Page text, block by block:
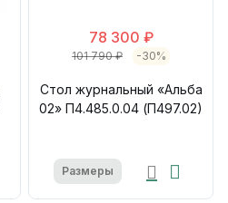
78 300 ₽
101 790 ₽ -30%
Стол журнальный «Альба
02» П4.485.0.04 (П497.02)
Размеры